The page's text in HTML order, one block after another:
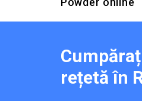
rețetă în